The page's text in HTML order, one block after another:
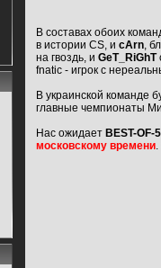
В составах обоих
в истории CS, и cArn,
на гвоздь, и GeT_RiGhT
fnatic - игрок с
В украинской команде
главные чемпионаты
Нас ожидает BEST-OF-5
московскому времени